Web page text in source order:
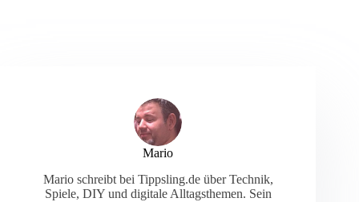
Mario
Mario schreibt bei Tippsling.de über Technik,
Spiele, DIY und digitale Alltagsthemen. Sein